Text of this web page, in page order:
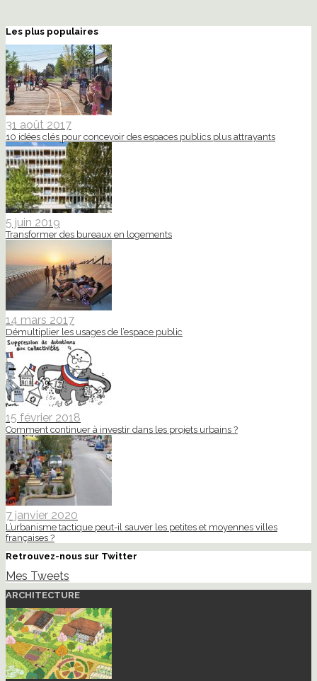
Les plus populaires
31 août 2017
10 idées clés pour concevoir des espaces publics plus attrayants
5 juin 2019
Transformer des bureaux en logements
14 mars 2017
Démultiplier les usages de l’espace public
15 février 2018
Comment continuer à investir dans les projets urbains ?
7 janvier 2020
L’urbanisme tactique peut-il sauver les petites et moyennes villes
françaises ?
Retrouvez-nous sur Twitter
Mes Tweets
ARCHITECTURE